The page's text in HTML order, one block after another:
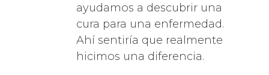
ayudamos a descubrir una
cura para una enfermedad.
Ahí sentiría que realmente
hicimos una diferencia.